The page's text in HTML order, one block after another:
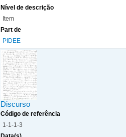
Nível de descrição
Item
Part de
PIDEE
Discurso
Código de referência
1-1-1-3